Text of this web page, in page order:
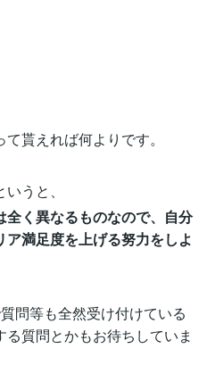
貰えれば何よりです。
うと、
全く異なるものなので、自分
満足度を上げる努力をしよ
問等も全然受け付けている
質問とかもお待ちしていま